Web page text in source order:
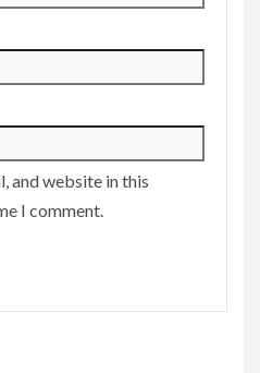
and website in this
I comment.